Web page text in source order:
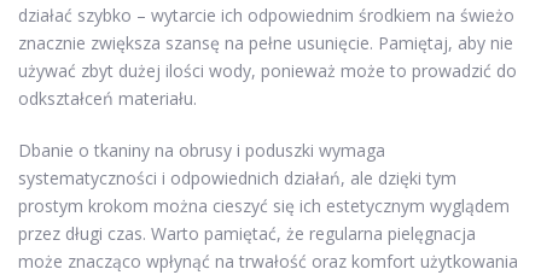
działać szybko – wytarcie ich odpowiednim środkiem na świeżo
znacznie zwiększa szansę na pełne usunięcie. Pamiętaj, aby nie
używać zbyt dużej ilości wody, ponieważ może to prowadzić do
odkształceń materiału.
Dbanie o tkaniny na obrusy i poduszki wymaga
systematyczności i odpowiednich działań, ale dzięki tym
prostym krokom można cieszyć się ich estetycznym wyglądem
przez długi czas. Warto pamiętać, że regularna pielęgnacja
może znacząco wpłynąć na trwałość oraz komfort użytkowania